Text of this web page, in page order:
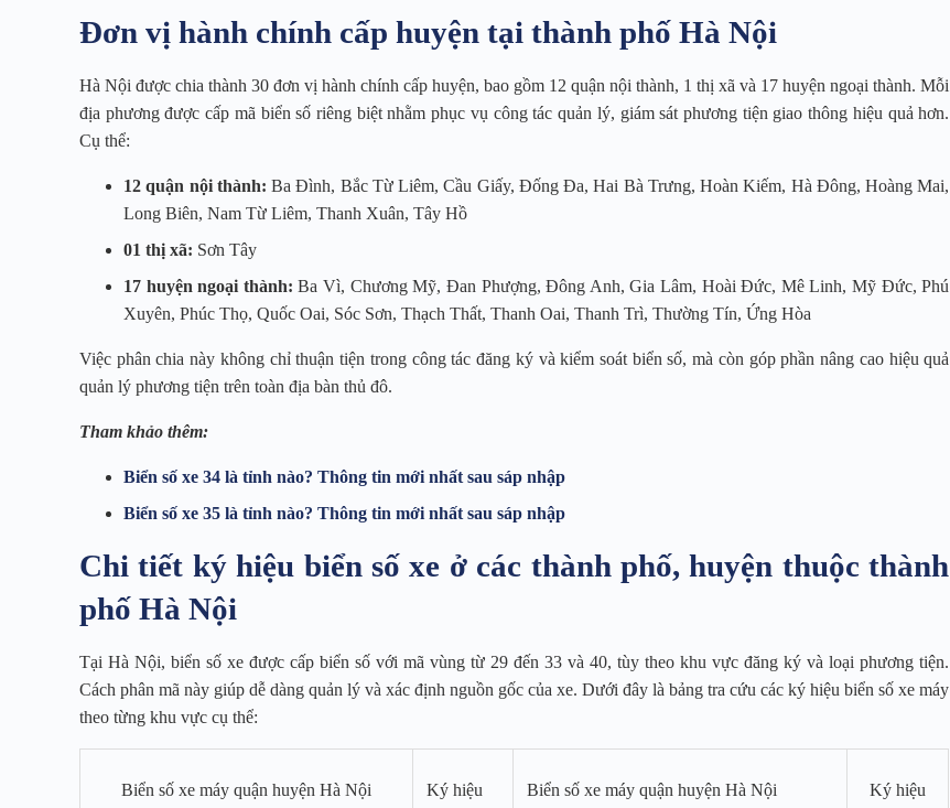
Đơn vị hành chính cấp huyện tại thành phố Hà Nội
Hà Nội được chia thành 30 đơn vị hành chính cấp huyện, bao gồm 12 quận nội thành, 1 thị xã và 17 huyện ngoại thành. Mỗi
địa phương được cấp mã biển số riêng biệt nhằm phục vụ công tác quản lý, giám sát phương tiện giao thông hiệu quả hơn.
Cụ thể:
12 quận nội thành: Ba Đình, Bắc Từ Liêm, Cầu Giấy, Đống Đa, Hai Bà Trưng, Hoàn Kiếm, Hà Đông, Hoàng Mai,
Long Biên, Nam Từ Liêm, Thanh Xuân, Tây Hồ
01 thị xã: Sơn Tây
17 huyện ngoại thành: Ba Vì, Chương Mỹ, Đan Phượng, Đông Anh, Gia Lâm, Hoài Đức, Mê Linh, Mỹ Đức, Phú
Xuyên, Phúc Thọ, Quốc Oai, Sóc Sơn, Thạch Thất, Thanh Oai, Thanh Trì, Thường Tín, Ứng Hòa
Việc phân chia này không chỉ thuận tiện trong công tác đăng ký và kiểm soát biển số, mà còn góp phần nâng cao hiệu quả
quản lý phương tiện trên toàn địa bàn thủ đô.
Tham khảo thêm:
Biển số xe 34 là tỉnh nào? Thông tin mới nhất sau sáp nhập
Biển số xe 35 là tỉnh nào? Thông tin mới nhất sau sáp nhập
Chi tiết ký hiệu biển số xe ở các thành phố, huyện thuộc thành
phố Hà Nội
Tại Hà Nội, biển số xe được cấp biển số với mã vùng từ 29 đến 33 và 40, tùy theo khu vực đăng ký và loại phương tiện.
Cách phân mã này giúp dễ dàng quản lý và xác định nguồn gốc của xe. Dưới đây là bảng tra cứu các ký hiệu biển số xe máy
theo từng khu vực cụ thể:
Biển số xe máy quận huyện Hà Nội Ký hiệu Biển số xe máy quận huyện Hà Nội Ký hiệu